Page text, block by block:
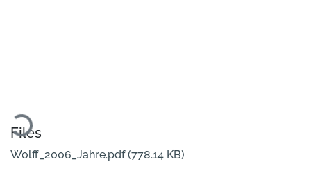
Loading...
Files
Wolff_2006_Jahre.pdf(778.14 KB)